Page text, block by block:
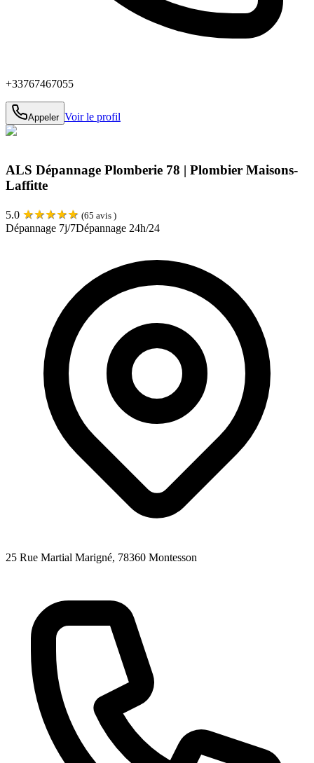
+33767467055
Appeler Voir le profil
ALS Dépannage Plomberie 78 | Plombier Maisons-
Laffitte
5.0 ★★★★★ (65 avis )
Dépannage 7j/7Dépannage 24h/24
25 Rue Martial Marigné, 78360 Montesson